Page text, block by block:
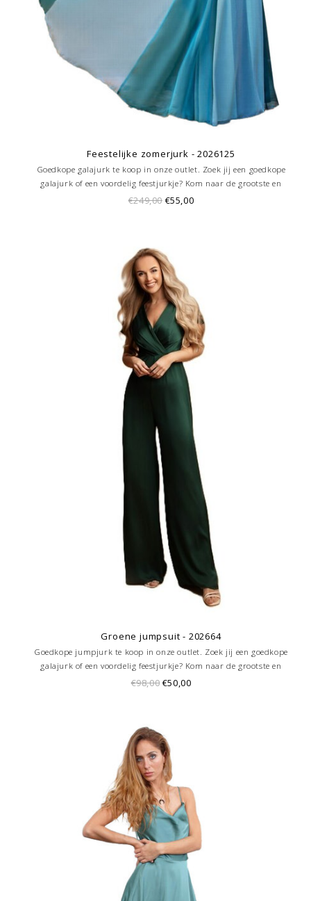
Feestelijke zomerjurk - 2026125
Goedkope galajurk te koop in onze outlet. Zoek jij een goedkope
galajurk of een voordelig feestjurkje? Kom naar de grootste en
goedkoopste galajurken outlet in de regio Amersfoort. Altijd voordelig!
€249,00 €55,00
Groene jumpsuit - 202664
Goedkope jumpjurk te koop in onze outlet. Zoek jij een goedkope
galajurk of een voordelig feestjurkje? Kom naar de grootste en
goedkoopste galajurken outlet in de regio Amersfoort. Altijd voordelig!
€98,00 €50,00